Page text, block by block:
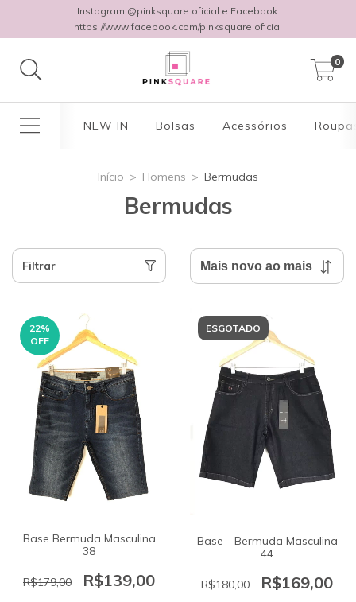
Instagram @pinksquare.oficial e Facebook:
https://www.facebook.com/pinksquare.oficial
0
NEW IN Bolsas Acessórios
Início > Homens > Bermudas
Bermudas
Filtrar
22%
OFF
Base Bermuda Masculina
38
R$179,00 R$139,00
ESGOTADO
Base - Bermuda Masculina
44
R$180,00 R$169,00